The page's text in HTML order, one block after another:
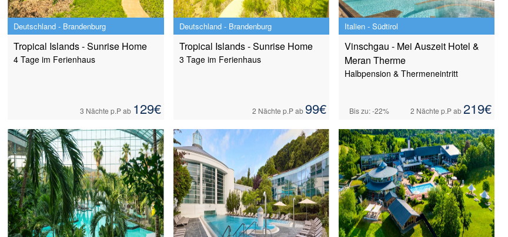
Deutschland - Brandenburg
Tropical Islands - Sunrise Home
4 Tage im Ferienhaus
3 Nächte p.P ab 129€
Deutschland - Brandenburg
Tropical Islands - Sunrise Home
3 Tage im Ferienhaus
2 Nächte p.P ab 99€
Italien - Südtirol
Vinschgau - Mei Auszeit Hotel &
Meran Therme
Halbpension & Thermeneintritt
Bis zu: -22% 2 Nächte p.P ab 219€